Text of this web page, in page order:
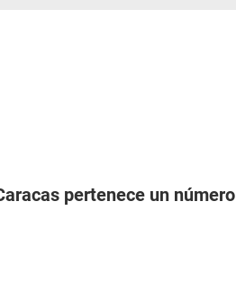
pertenece un número